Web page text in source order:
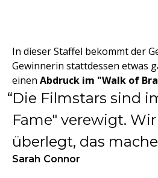
In dieser Staffel bekommt der
Gewinnerin stattdessen etwas
einen Abdruck im "Walk of
Die Filmstars sind
Fame" verewigt.
überlegt, das
Sarah Connor